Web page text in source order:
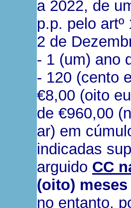
a 2022, de
p.p. pelo artº
2 de
- 1 (um) ano
- 120 (cento
€8,00 (oito
de €960,00
ar) em
indicadas
arguido CC
(oito)
no entanto,